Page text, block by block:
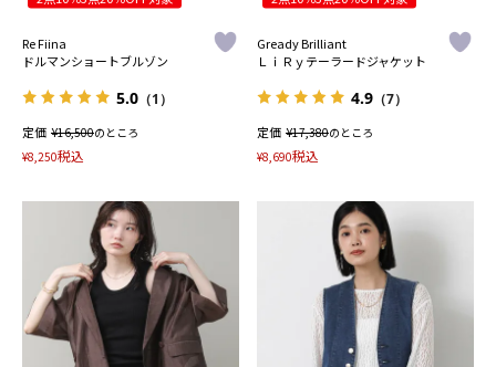
Re Fiina
ドルマンショートブルゾン
5.0 （1）
定価 ¥16,500のところ
¥8,250税込
Gready Brilliant
ＬｉＲｙテーラードジャケット
4.9 （7）
定価 ¥17,380のところ
¥8,690税込